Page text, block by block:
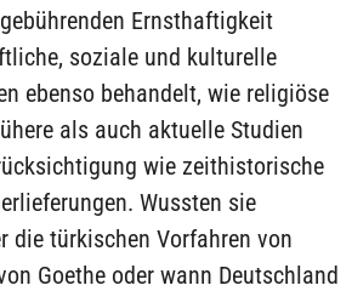
Ernsthaftigkeit
soziale und kulturelle
ebenso behandelt, wie religiöse
als auch aktuelle Studien
wie zeithistorische
Wussten sie
die türkischen Vorfahren von
Goethe oder wann Deutschland